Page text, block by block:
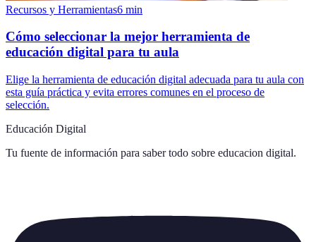
Recursos y Herramientas6 min
Cómo seleccionar la mejor herramienta de
educación digital para tu aula
Elige la herramienta de educación digital adecuada para tu aula con
esta guía práctica y evita errores comunes en el proceso de
selección.
Educación Digital
Tu fuente de información para saber todo sobre educacion digital.